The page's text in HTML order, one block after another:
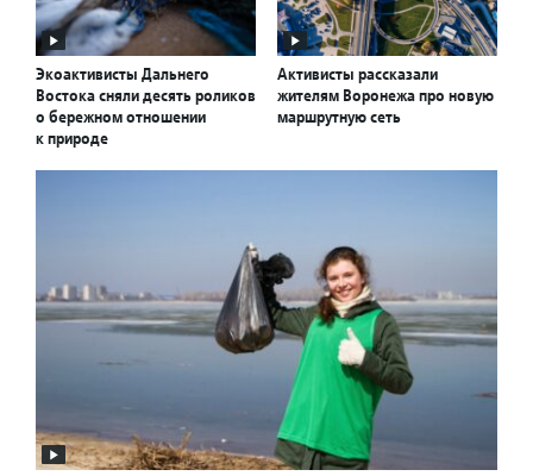
Экоактивисты Дальнего
Востока сняли десять роликов
о бережном отношении
к природе
Активисты рассказали
жителям Воронежа про новую
маршрутную сеть